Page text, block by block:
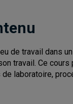
de travail dans
travail. Ce
laboratoire,